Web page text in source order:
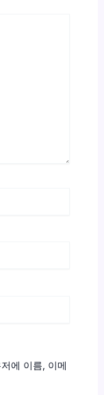
에 이름, 이메